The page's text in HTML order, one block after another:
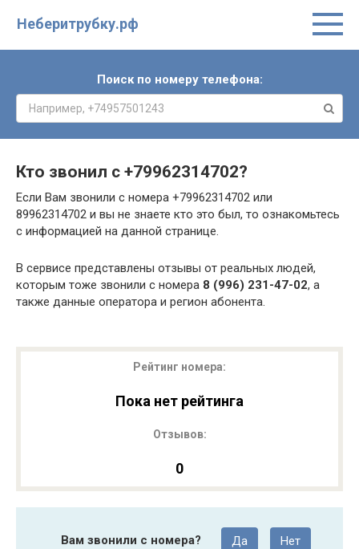
Неберитрубку.рф
Поиск по номеру телефона:
Кто звонил с +79962314702?
Если Вам звонили с номера +79962314702 или
89962314702 и вы не знаете кто это был, то ознакомьтесь
с информацией на данной странице.
В сервисе представлены отзывы от реальных людей,
которым тоже звонили с номера 8 (996) 231-47-02, а
также данные оператора и регион абонента.
Рейтинг номера:
Пока нет рейтинга
Отзывов:
0
Вам звонили с номера? Да Нет